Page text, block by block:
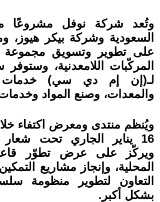
وتُعد شركة نوفل مشروعًا
السعودية وشركة بيكر هيوز،
على تطوير وتسويق
المركّبات اللامعدنية، وستوفر
لـ(إن إم دي سي) خدمات
والمعدات، وصنع المواد
16 يناير الجاري تحت
ويركّز على عرض تطوّر
المحلية، وإنجاز مشاريع
التعاون لتطوير منظومة
بشكل أكبر.